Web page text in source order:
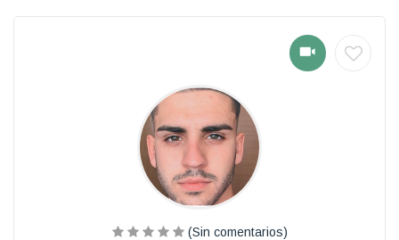
(Sin comentarios)